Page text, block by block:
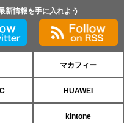
新情報を手に入れよう
マカフィー
HUAWEI
kintone